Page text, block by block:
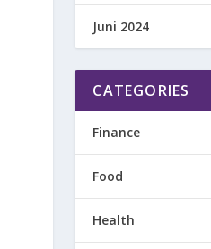
Juni 2024
CATEGORIES
Finance
Food
Health